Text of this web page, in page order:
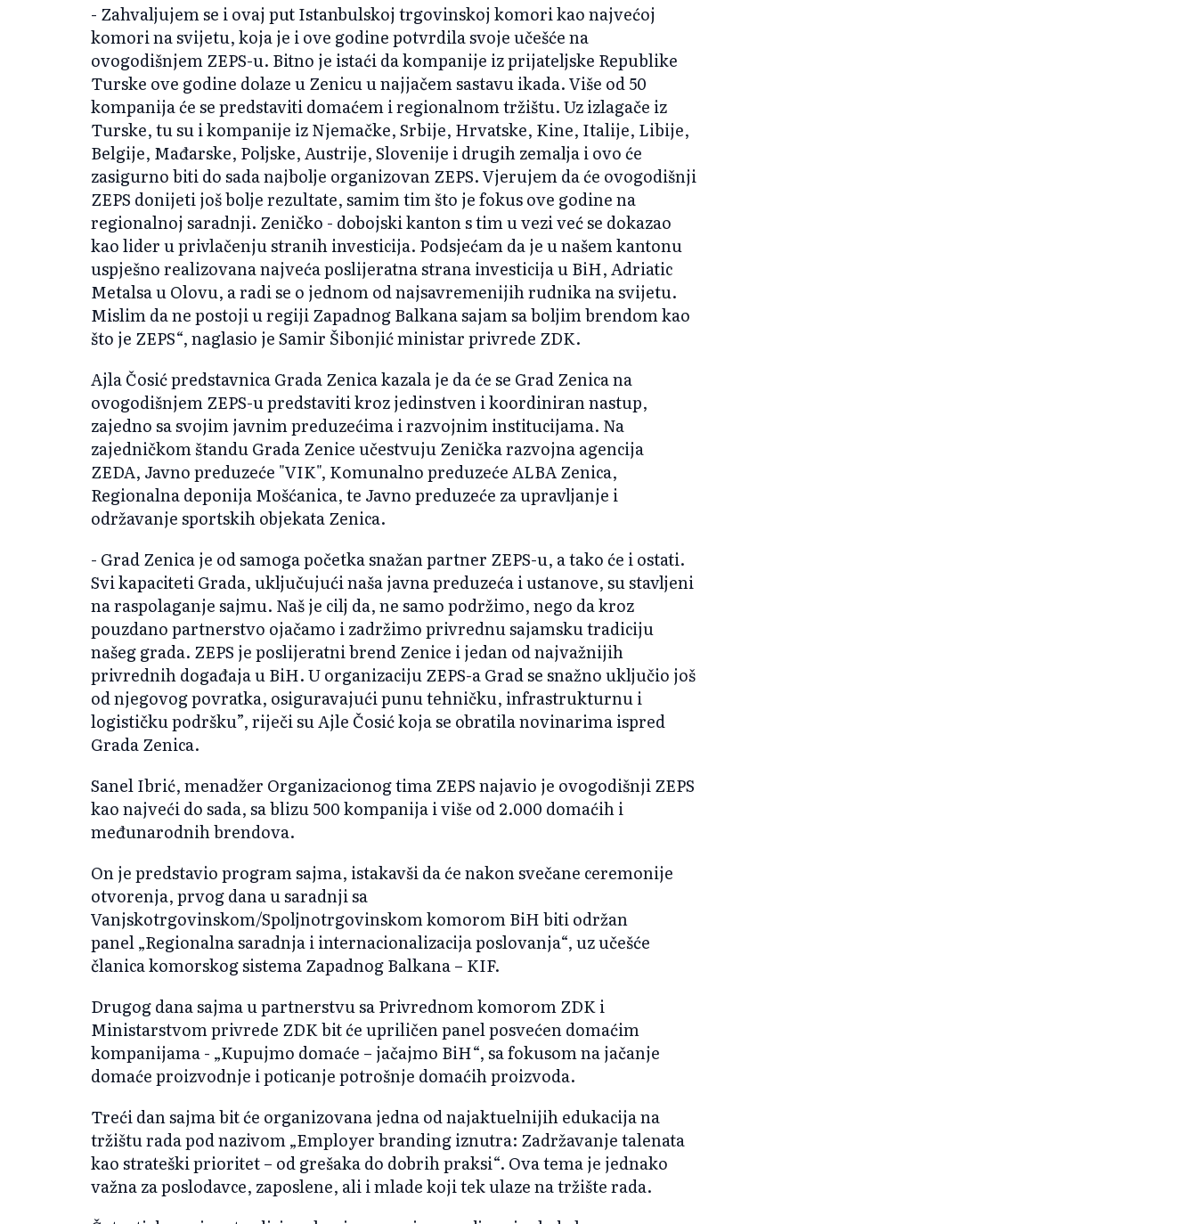
- Zahvaljujem se i ovaj put Istanbulskoj trgovinskoj komori kao najvećoj
komori na svijetu, koja je i ove godine potvrdila svoje učešće na
ovogodišnjem ZEPS-u. Bitno je istaći da kompanije iz prijateljske Republike
Turske ove godine dolaze u Zenicu u najjačem sastavu ikada. Više od 50
kompanija će se predstaviti domaćem i regionalnom tržištu. Uz izlagače iz
Turske, tu su i kompanije iz Njemačke, Srbije, Hrvatske, Kine, Italije, Libije,
Belgije, Mađarske, Poljske, Austrije, Slovenije i drugih zemalja i ovo će
zasigurno biti do sada najbolje organizovan ZEPS. Vjerujem da će ovogodišnji
ZEPS donijeti još bolje rezultate, samim tim što je fokus ove godine na
regionalnoj saradnji. Zeničko - dobojski kanton s tim u vezi već se dokazao
kao lider u privlačenju stranih investicija. Podsjećam da je u našem kantonu
uspješno realizovana najveća poslijeratna strana investicija u BiH, Adriatic
Metalsa u Olovu, a radi se o jednom od najsavremenijih rudnika na svijetu.
Mislim da ne postoji u regiji Zapadnog Balkana sajam sa boljim brendom kao
što je ZEPS“, naglasio je Samir Šibonjić ministar privrede ZDK.
Ajla Čosić predstavnica Grada Zenica kazala je da će se Grad Zenica na
ovogodišnjem ZEPS-u predstaviti kroz jedinstven i koordiniran nastup,
zajedno sa svojim javnim preduzećima i razvojnim institucijama. Na
zajedničkom štandu Grada Zenice učestvuju Zenička razvojna agencija
ZEDA, Javno preduzeće "VIK", Komunalno preduzeće ALBA Zenica,
Regionalna deponija Mošćanica, te Javno preduzeće za upravljanje i
održavanje sportskih objekata Zenica.
- Grad Zenica je od samoga početka snažan partner ZEPS-u, a tako će i ostati.
Svi kapaciteti Grada, uključujući naša javna preduzeća i ustanove, su stavljeni
na raspolaganje sajmu. Naš je cilj da, ne samo podržimo, nego da kroz
pouzdano partnerstvo ojačamo i zadržimo privrednu sajamsku tradiciju
našeg grada. ZEPS je poslijeratni brend Zenice i jedan od najvažnijih
privrednih događaja u BiH. U organizaciju ZEPS-a Grad se snažno uključio još
od njegovog povratka, osiguravajući punu tehničku, infrastrukturnu i
logističku podršku”, riječi su Ajle Čosić koja se obratila novinarima ispred
Grada Zenica.
Sanel Ibrić, menadžer Organizacionog tima ZEPS najavio je ovogodišnji ZEPS
kao najveći do sada, sa blizu 500 kompanija i više od 2.000 domaćih i
međunarodnih brendova.
On je predstavio program sajma, istakavši da će nakon svečane ceremonije
otvorenja, prvog dana u saradnji sa
Vanjskotrgovinskom/Spoljnotrgovinskom komorom BiH biti održan
panel„Regionalna saradnja i internacionalizacija poslovanja“, uz učešće
članica komorskog sistema Zapadnog Balkana– KIF.
Drugog dana sajma u partnerstvu sa Privrednom komorom ZDK i
Ministarstvom privrede ZDK bitće upriličen panel posvećen domaćim
kompanijama - „Kupujmo domaće – jačajmo BiH“, sa fokusom na jačanje
domaće proizvodnje i poticanje potrošnje domaćih proizvoda.
Treći dan sajma bit će organizovana jedna od najaktuelnijih edukacija na
tržištu rada pod nazivom„Employer branding iznutra: Zadržavanje talenata
kao strateški prioritet– od grešaka do dobrih praksi“. Ova tema je jednako
važna za poslodavce, zaposlene, ali i mlade koji tek ulaze na tržište rada.